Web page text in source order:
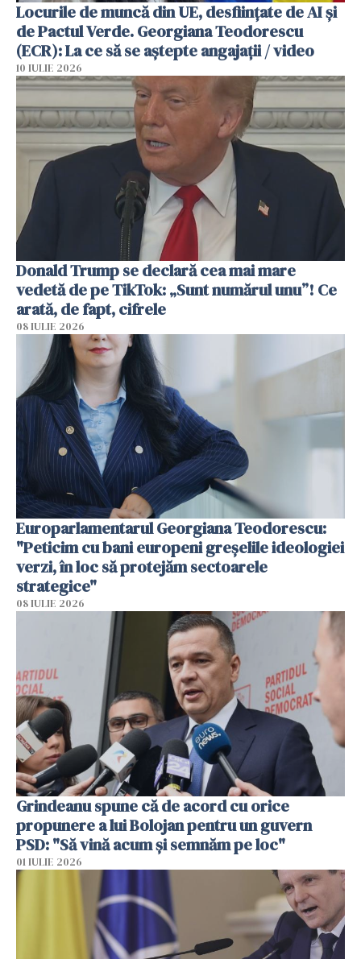
Locurile de muncă din UE, desființate de AI și
de Pactul Verde. Georgiana Teodorescu
(ECR): La ce să se aștepte angajații / video
10 IULIE 2026
Donald Trump se declară cea mai mare
vedetă de pe TikTok: „Sunt numărul unu”! Ce
arată, de fapt, cifrele
08 IULIE 2026
Europarlamentarul Georgiana Teodorescu:
"Peticim cu bani europeni greșelile ideologiei
verzi, în loc să protejăm sectoarele
strategice"
08 IULIE 2026
Grindeanu spune că de acord cu orice
propunere a lui Bolojan pentru un guvern
PSD: "Să vină acum și semnăm pe loc"
01 IULIE 2026